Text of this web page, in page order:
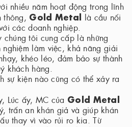
nhiều năm hoạt động trong lĩnh
thông, Gold Metal là cầu nối
các doanh nghiệp.
tôi cung cấp là những
làm việc, khả năng giải
khéo léo, đảm bảo sự thành
khách hàng.
sự kiện nào cũng có thể xảy ra
Lúc ấy, MC của Gold Metal
trấn an khán giả và giúp khán
thay vì vào rủi ro kia. Từ